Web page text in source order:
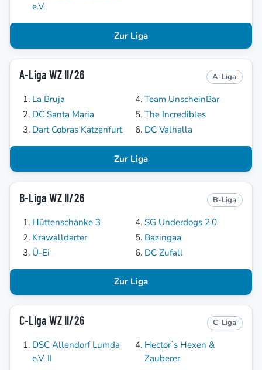
e.V.
Zur Liga
A-Liga WZ II/26 A-Liga
La Bruja
DC Santa Maria
Dart Cobras Katzenfurt
Team UnscheinBar
The Incredibles
DC Valhalla
Zur Liga
B-Liga WZ II/26 B-Liga
Hüttenschänke 3
Krawalldarter
Ü-Ei
SG Underdogs 2.0
Bazingaa
DC Zufall
Zur Liga
C-Liga WZ II/26 C-Liga
DSC Allendorf Lumda
e.V. II
Hector`s Hexen &
Zauberer